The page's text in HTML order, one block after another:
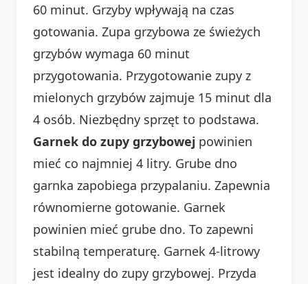
60 minut. Grzyby wpływają na czas
gotowania. Zupa grzybowa ze świeżych
grzybów wymaga 60 minut
przygotowania. Przygotowanie zupy z
mielonych grzybów zajmuje 15 minut dla
4 osób. Niezbędny sprzęt to podstawa.
Garnek do zupy grzybowej powinien
mieć co najmniej 4 litry. Grube dno
garnka zapobiega przypalaniu. Zapewnia
równomierne gotowanie. Garnek
powinien mieć grube dno. To zapewni
stabilną temperaturę. Garnek 4-litrowy
jest idealny do zupy grzybowej. Przyda